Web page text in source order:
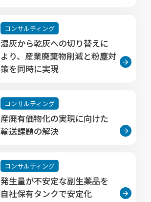
コンサルティング
湿灰から乾灰への切り替えに
より、産業廃棄物削減と粉塵対
策を同時に実現
コンサルティング
産廃有価物化の実現に向けた
輸送課題の解決
コンサルティング
発生量が不安定な副生薬品を
自社保有タンクで安定化